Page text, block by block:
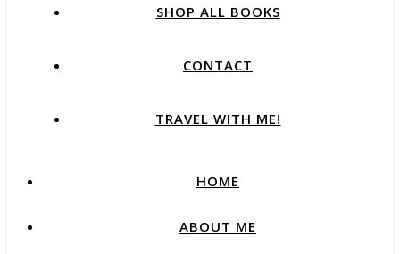
SHOP ALL BOOKS
CONTACT
TRAVEL WITH ME!
HOME
ABOUT ME